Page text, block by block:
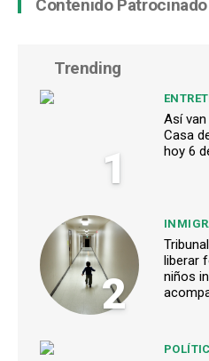
Contenido Patrocinado
Trending
1
Así
Casa
hoy 6
2
liberar
niños